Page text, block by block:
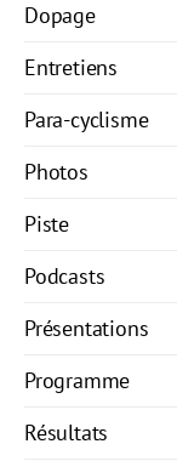
Dopage
Entretiens
Para-cyclisme
Photos
Piste
Podcasts
Présentations
Programme
Résultats